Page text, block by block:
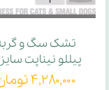
تشک سگ و
پیللو نیناپت سایز 1
۴,۲۸۰,۰۰۰ تومان